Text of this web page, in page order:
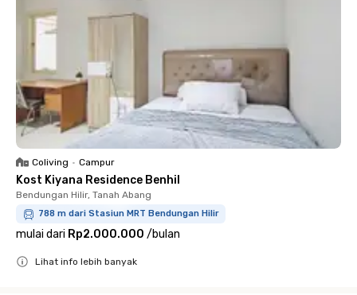
Coliving • Campur
Kost Kiyana Residence Benhil
Bendungan Hilir, Tanah Abang
788 m dari Stasiun MRT Bendungan Hilir
mulai dari Rp2.000.000 /bulan
Lihat info lebih banyak